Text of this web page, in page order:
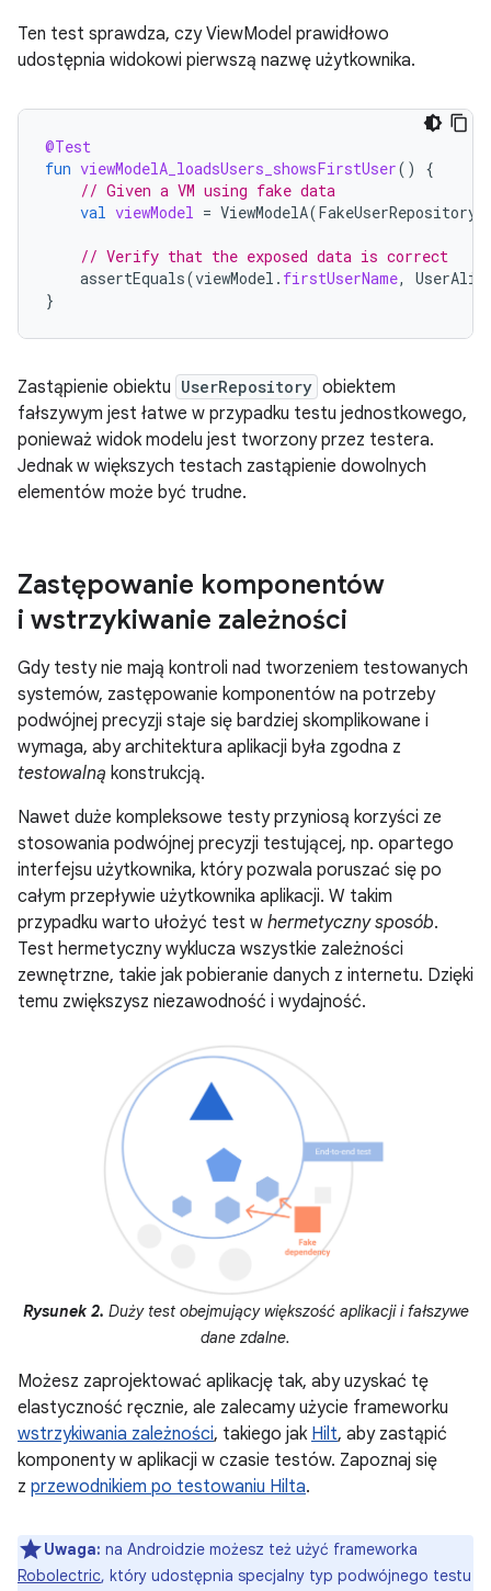
Ten test sprawdza, czy ViewModel prawidłowo
udostępnia widokowi pierwszą nazwę użytkownika.
@Test
fun viewModelA_loadsUsers_showsFirstUser()
{
// Given a VM using fake data
val viewModel = ViewModelA(FakeUserRepository
// Verify that the exposed data is correct
assertEquals(viewModel . firstUserName,
}
Zastąpienie obiektu UserRepository obiektem
fałszywym jest łatwe w przypadku testu jednostkowego,
ponieważ widok modelu jest tworzony przez testera.
Jednak w większych testach zastąpienie dowolnych
elementów może być trudne.
Zastępowanie komponentów
i wstrzykiwanie zależności
Gdy testy nie mają kontroli nad tworzeniem testowanych
systemów, zastępowanie komponentów na potrzeby
podwójnej precyzji staje się bardziej skomplikowane i
wymaga, aby architektura aplikacji była zgodna z
testowalną konstrukcją.
Nawet duże kompleksowe testy przyniosą korzyści ze
stosowania podwójnej precyzji testującej, np. opartego
interfejsu użytkownika, który pozwala poruszać się po
całym przepływie użytkownika aplikacji. W takim
przypadku warto ułożyć test w hermetyczny sposób.
Test hermetyczny wyklucza wszystkie zależności
zewnętrzne, takie jak pobieranie danych z internetu. Dzięki
temu zwiększysz niezawodność i wydajność.
Rysunek 2. Duży test obejmujący większość aplikacji i fałszywe
dane zdalne.
Możesz zaprojektować aplikację tak, aby uzyskać tę
elastyczność ręcznie, ale zalecamy użycie frameworku
wstrzykiwania zależności, takiego jak Hilt, aby zastąpić
komponenty w aplikacji w czasie testów. Zapoznaj się
z przewodnikiem po testowaniu Hilta.
Uwaga: na Androidzie możesz też użyć frameworka
Robolectric, który udostępnia specjalny typ podwójnego testu